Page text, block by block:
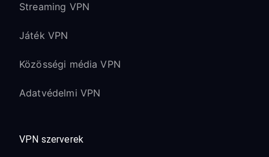
Streaming VPN
Játék VPN
Közösségi média VPN
Adatvédelmi VPN
VPN szerverek